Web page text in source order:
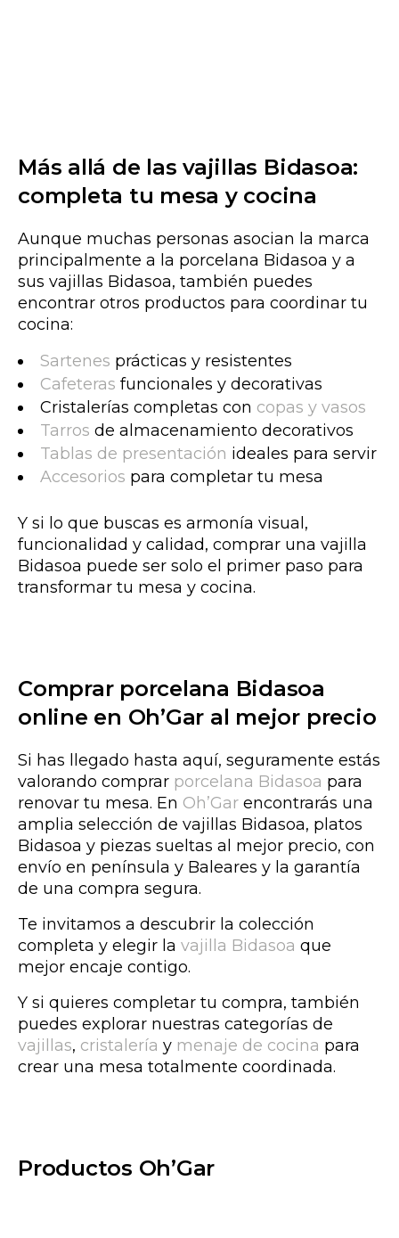
Más allá de las vajillas Bidasoa:
completa tu mesa y cocina
Aunque muchas personas asocian la marca
principalmente a la porcelana Bidasoa y a
sus vajillas Bidasoa, también puedes
encontrar otros productos para coordinar tu
cocina:
Sartenes prácticas y resistentes
Cafeteras funcionales y decorativas
Cristalerías completas con copas y vasos
Tarros de almacenamiento decorativos
Tablas de presentación ideales para servir
Accesorios para completar tu mesa
Y si lo que buscas es armonía visual,
funcionalidad y calidad, comprar una vajilla
Bidasoa puede ser solo el primer paso para
transformar tu mesa y cocina.
Comprar porcelana Bidasoa
online en Oh’Gar al mejor precio
Si has llegado hasta aquí, seguramente estás
valorando comprar porcelana Bidasoa para
renovar tu mesa. En Oh’Gar encontrarás una
amplia selección de vajillas Bidasoa, platos
Bidasoa y piezas sueltas al mejor precio, con
envío en península y Baleares y la garantía
de una compra segura.
Te invitamos a descubrir la colección
completa y elegir la vajilla Bidasoa que
mejor encaje contigo.
Y si quieres completar tu compra, también
puedes explorar nuestras categorías de
vajillas, cristalería y menaje de cocina para
crear una mesa totalmente coordinada.
Productos Oh’Gar